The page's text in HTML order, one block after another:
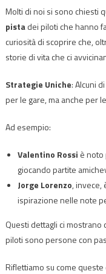
Molti di noi si sono chiesti
pistadei piloti che hanno
curiosità di scoprire che,
storie di vita che ci
Strategie Uniche: Alcuni
per le gare, ma anche per
Ad esempio:
Valentino Rossi è noto
giocando partite
Jorge Lorenzo, invece,
ispirazione nelle note
Questi dettagli ci mostrano
piloti sono persone con
Riflettiamo su come